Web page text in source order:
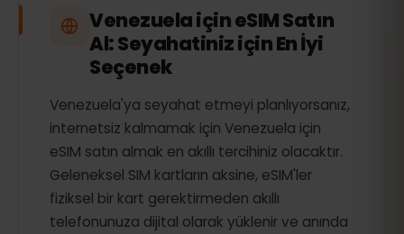
Venezuela için eSIM Satın
Al: Seyahatiniz için En İyi
Seçenek
Venezuela'ya seyahat etmeyi planlıyorsanız,
internetsiz kalmamak için Venezuela için
eSIM satın almak en akıllı tercihiniz olacaktır.
Geleneksel SIM kartların aksine, eSIM'ler
fiziksel bir kart gerektirmeden akıllı
telefonunuza dijital olarak yüklenir ve anında